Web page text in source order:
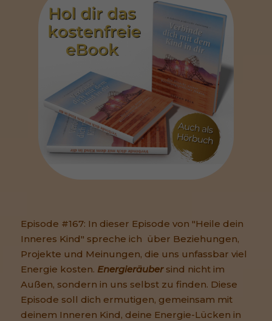
Episode #167: In dieser Episode von "Heile dein
Inneres Kind" spreche ich über Beziehungen,
Projekte und Meinungen, die uns unfassbar viel
Energie kosten. Energieräubersind nicht im
Außen, sondern in uns selbst zu finden. Diese
Episode soll dich ermutigen, gemeinsam mit
deinem Inneren Kind, deine Energie-Lücken in